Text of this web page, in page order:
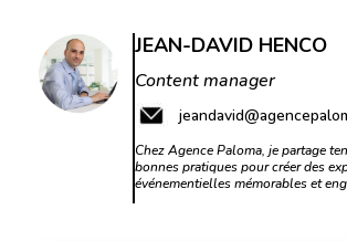
JEAN-DAVID HENCO
Content manager
Chez Agence Paloma, je partage
bonnes pratiques pour créer des
événementielles mémorables et